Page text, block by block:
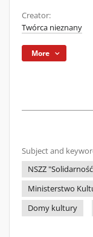
Creator:
Twórca nieznany
More
Subject and
NSZZ
Ministerstwo
Domy kultury